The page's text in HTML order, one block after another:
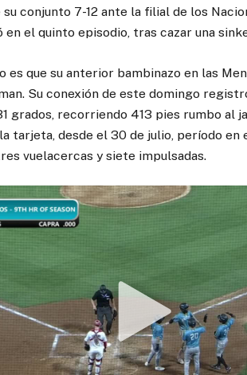
conjunto 7-12 ante la filial de los
en el quinto episodio, tras cazar una
es que su anterior bambinazo en las
Su conexión de este domingo
grados, recorriendo 413 pies rumbo al
tarjeta, desde el 30 de julio, período en
vuelacercas y siete impulsadas.